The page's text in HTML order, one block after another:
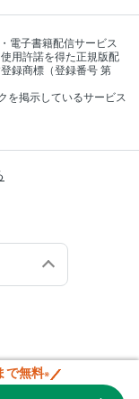
電子書籍配信サービス
用許諾を得た正規版配
録商標（登録番号 第
を掲示しているサービス
で無料※